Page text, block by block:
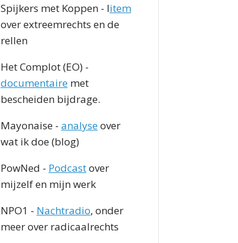
Spijkers met Koppen - Iitem
over extreemrechts en de
rellen
Het Complot (EO) -
documentairemet
bescheiden bijdrage.
Mayonaise - analyseover
wat ik doe (blog)
PowNed - Podcastover
mijzelf en mijn werk
NPO1 - Nachtradio, onder
meer over radicaalrechts